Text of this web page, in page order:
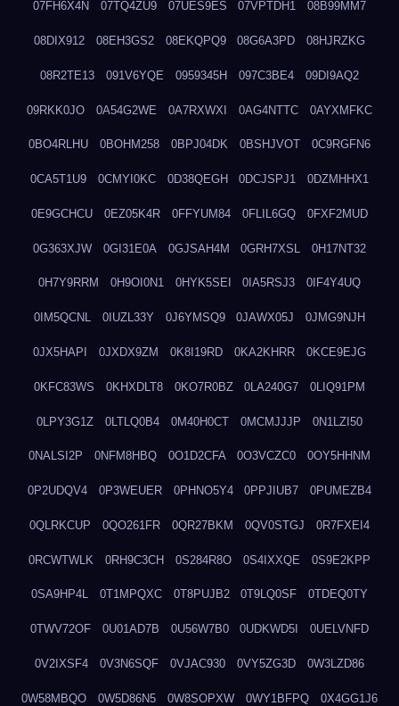
07FH6X4N 07TQ4ZU9 07UES9ES 07VPTDH1 08B99MM7
08DIX912 08EH3GS2 08EKQPQ9 08G6A3PD 08HJRZKG
08R2TE13 091V6YQE 0959345H 097C3BE4 09DI9AQ2
09RKK0JO 0A54G2WE 0A7RXWXI 0AG4NTTC 0AYXMFKC
0BO4RLHU 0BOHM258 0BPJ04DK 0BSHJVOT 0C9RGFN6
0CA5T1U9 0CMYI0KC 0D38QEGH 0DCJSPJ1 0DZMHHX1
0E9GCHCU 0EZ05K4R 0FFYUM84 0FLIL6GQ 0FXF2MUD
0G363XJW 0GI31E0A 0GJSAH4M 0GRH7XSL 0H17NT32
0H7Y9RRM 0H9OI0N1 0HYK5SEI 0IA5RSJ3 0IF4Y4UQ
0IM5QCNL 0IUZL33Y 0J6YMSQ9 0JAWX05J 0JMG9NJH
0JX5HAPI 0JXDX9ZM 0K8I19RD 0KA2KHRR 0KCE9EJG
0KFC83WS 0KHXDLT8 0KO7R0BZ 0LA240G7 0LIQ91PM
0LPY3G1Z 0LTLQ0B4 0M40H0CT 0MCMJJJP 0N1LZI50
0NALSI2P 0NFM8HBQ 0O1D2CFA 0O3VCZC0 0OY5HHNM
0P2UDQV4 0P3WEUER 0PHNO5Y4 0PPJIUB7 0PUMEZB4
0QLRKCUP 0QO261FR 0QR27BKM 0QV0STGJ 0R7FXEI4
0RCWTWLK 0RH9C3CH 0S284R8O 0S4IXXQE 0S9E2KPP
0SA9HP4L 0T1MPQXC 0T8PUJB2 0T9LQ0SF 0TDEQ0TY
0TWV72OF 0U01AD7B 0U56W7B0 0UDKWD5I 0UELVNFD
0V2IXSF4 0V3N6SQF 0VJAC930 0VY5ZG3D 0W3LZD86
0W58MBQO 0W5D86N5 0W8SOPXW 0WY1BFPQ 0X4GG1J6